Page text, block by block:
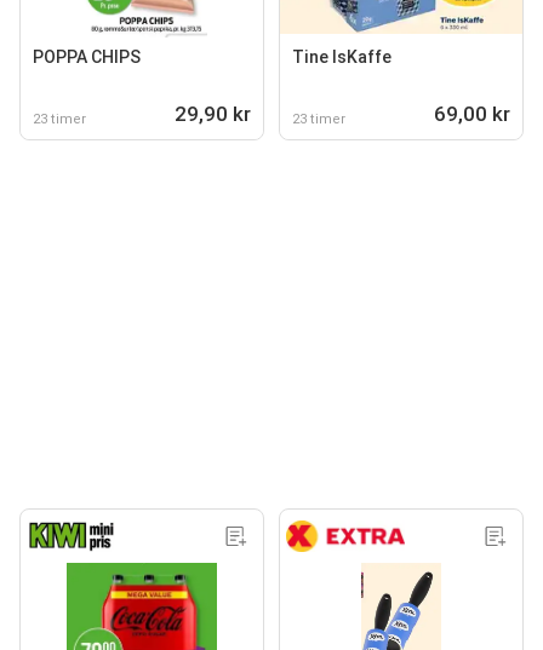
POPPA CHIPS
23 timer 29,90 kr
Tine IsKaffe
23 timer 69,00 kr